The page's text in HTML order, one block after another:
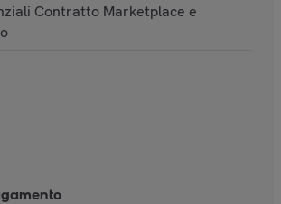
Contratto Marketplace e